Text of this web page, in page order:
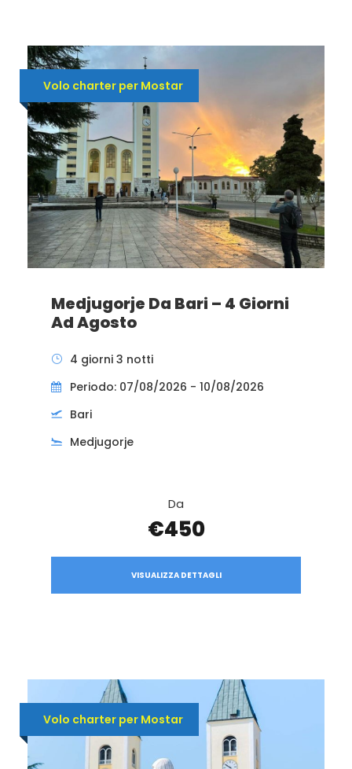
Volo charter per Mostar
Medjugorje Da Bari – 4 Giorni
Ad Agosto
4 giorni 3 notti
Periodo: 07/08/2026 - 10/08/2026
Bari
Medjugorje
Da
€450
VISUALIZZA DETTAGLI
Volo charter per Mostar